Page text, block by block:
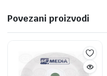
Povezani proizvodi